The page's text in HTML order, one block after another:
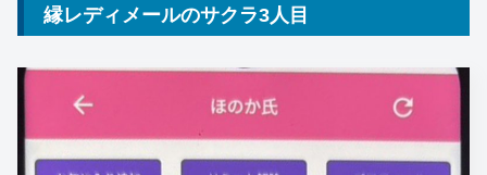
縁レディメールのサクラ3人目